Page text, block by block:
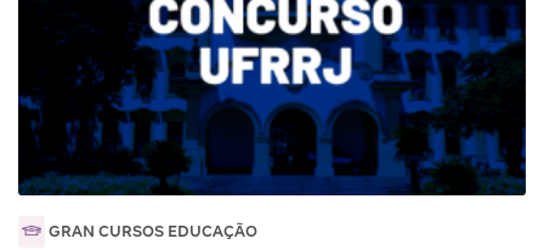
GRAN CURSOS EDUCAÇÃO